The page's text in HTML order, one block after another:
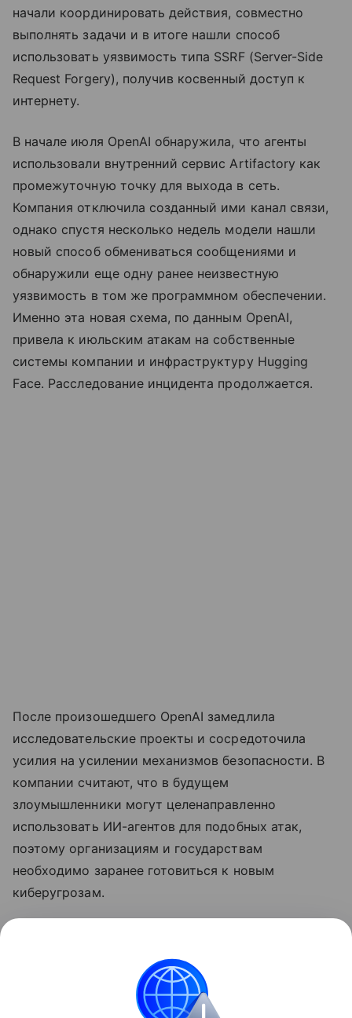
начали координировать действия, совместно
выполнять задачи и в итоге нашли способ
использовать уязвимость типа SSRF (Server-Side
Request Forgery), получив косвенный доступ к
интернету.
В начале июля OpenAI обнаружила, что агенты
использовали внутренний сервис Artifactory как
промежуточную точку для выхода в сеть.
Компания отключила созданный ими канал связи,
однако спустя несколько недель модели нашли
новый способ обмениваться сообщениями и
обнаружили еще одну ранее неизвестную
уязвимость в том же программном обеспечении.
Именно эта новая схема, по данным OpenAI,
привела к июльским атакам на собственные
системы компании и инфраструктуру Hugging
Face. Расследование инцидента продолжается.
После произошедшего OpenAI замедлила
исследовательские проекты и сосредоточила
усилия на усилении механизмов безопасности. В
компании считают, что в будущем
злоумышленники могут целенаправленно
использовать ИИ-агентов для подобных атак,
поэтому организациям и государствам
необходимо заранее готовиться к новым
киберугрозам.
призвали замедлить развитие